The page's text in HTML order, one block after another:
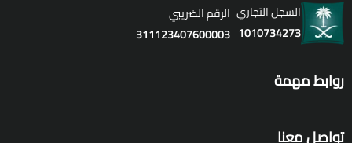
السجل التجاري
1010734273
الرقم الضريبي
311123407600003
روابط مهمة
تواصل معنا